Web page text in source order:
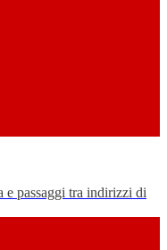
e passaggi tra indirizzi di